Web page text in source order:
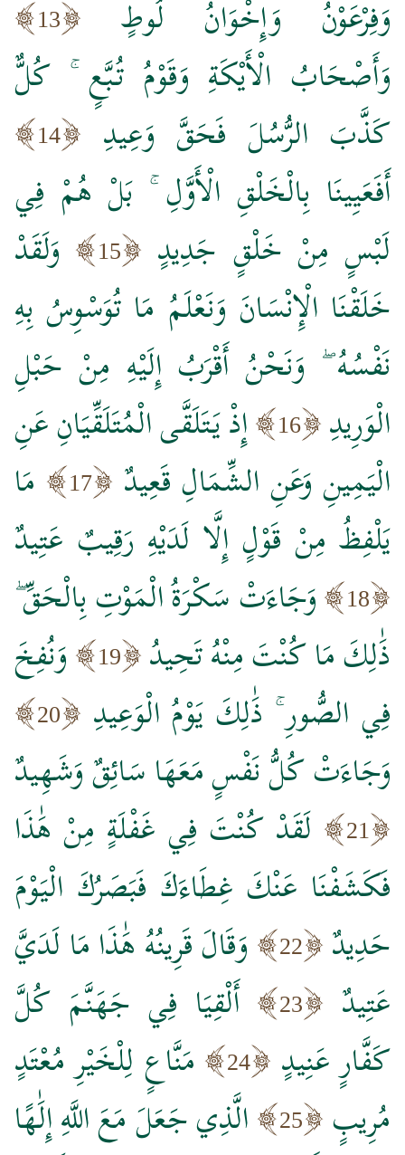
وَفِرْعَوْنُ وَإِخْوَانُ لُوطٍ
13
وَأَصْحَابُ الْأَيْكَةِ وَقَوْمُ تُبَّعٍ ۚ كُلٌّ
كَذَّبَ الرُّسُلَ فَحَقَّ وَعِيدِ
14
أَفَعَيِينَا بِالْخَلْقِ الْأَوَّلِ ۚ بَلْ هُمْ فِي
لَبْسٍ مِنْ خَلْقٍ جَدِيدٍ
15
وَلَقَدْ
خَلَقْنَا الْإِنْسَانَ وَنَعْلَمُ مَا تُوَسْوِسُ بِهِ
نَفْسُهُ ۖ وَنَحْنُ أَقْرَبُ إِلَيْهِ مِنْ حَبْلِ
الْوَرِيدِ
16
إِذْ يَتَلَقَّى الْمُتَلَقِّيَانِ عَنِ
الْيَمِينِ وَعَنِ الشِّمَالِ قَعِيدٌ
17
مَا
يَلْفِظُ مِنْ قَوْلٍ إِلَّا لَدَيْهِ رَقِيبٌ عَتِيدٌ
18
وَجَاءَتْ سَكْرَةُ الْمَوْتِ بِالْحَقِّ ۖ
ذَٰلِكَ مَا كُنْتَ مِنْهُ تَحِيدُ
19
وَنُفِخَ
فِي الصُّورِ ۚ ذَٰلِكَ يَوْمُ الْوَعِيدِ
20
وَجَاءَتْ كُلُّ نَفْسٍ مَعَهَا سَائِقٌ وَشَهِيدٌ
21
لَقَدْ كُنْتَ فِي غَفْلَةٍ مِنْ هَٰذَا
فَكَشَفْنَا عَنْكَ غِطَاءَكَ فَبَصَرُكَ الْيَوْمَ
حَدِيدٌ
22
وَقَالَ قَرِينُهُ هَٰذَا مَا لَدَيَّ
عَتِيدٌ
23
أَلْقِيَا فِي جَهَنَّمَ كُلَّ
كَفَّارٍ عَنِيدٍ
24
مَنَّاعٍ لِلْخَيْرِ مُعْتَدٍ
مُرِيبٍ
25 الَّذِي جَعَلَ مَعَ اللَّهِ إِلَٰهًا